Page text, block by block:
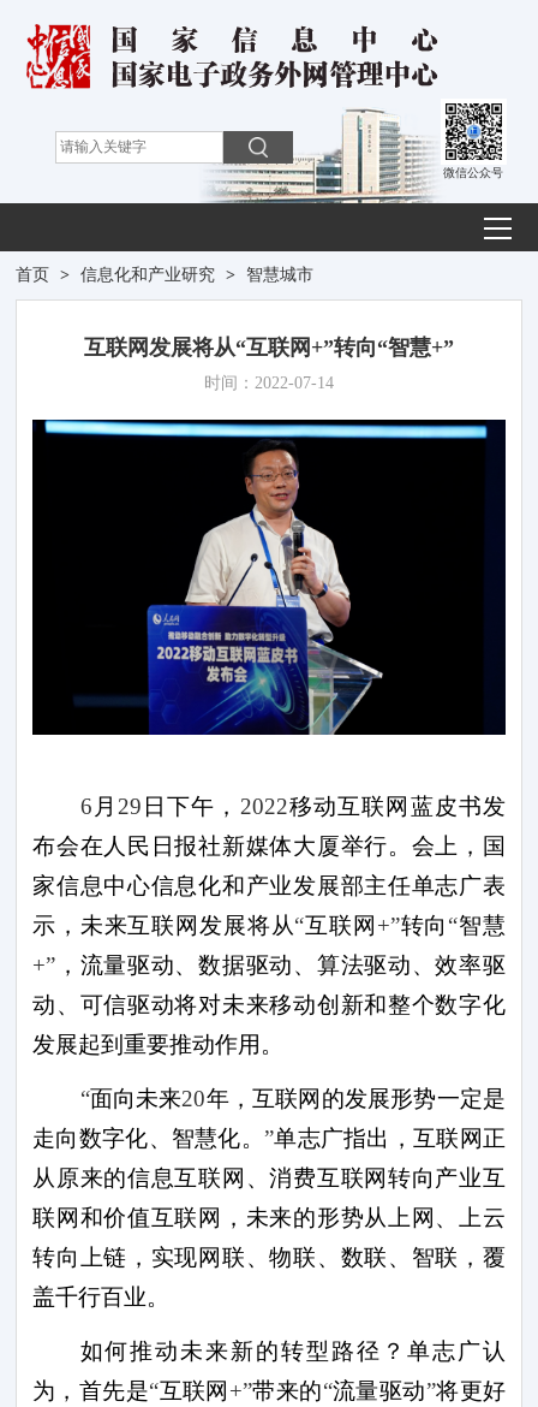
微信公众号
首页 > 信息化和产业研究 > 智慧城市
互联网发展将从“互联网+”转向“智慧+”
时间：2022-07-14
6 月 29 日下午， 2022移动互联网蓝皮书发
布会在人民日报社新媒体大厦举行。会上，国
家信息中心信息化和产业发展部主任单志广表
示，未来互联网发展将从“互联网 +”转向 “智慧
+” ，流量驱动、数据驱动、算法驱动、效率驱
动、可信驱动将对未来移动创新和整个数字化
发展起到重要推动作用。
“面向未来20年，互联网的发展形势一定是
走向数字化、智慧化。 ”单志广指出，互联网正
从原来的信息互联网、消费互联网转向产业互
联网和价值互联网，未来的形势从上网、上云
转向上链，实现网联、物联、数联、智联，覆
盖千行百业。
如何推动未来新的转型路径？单志广认
为，首先是“互联网 +”带来的“流量驱动”将更好